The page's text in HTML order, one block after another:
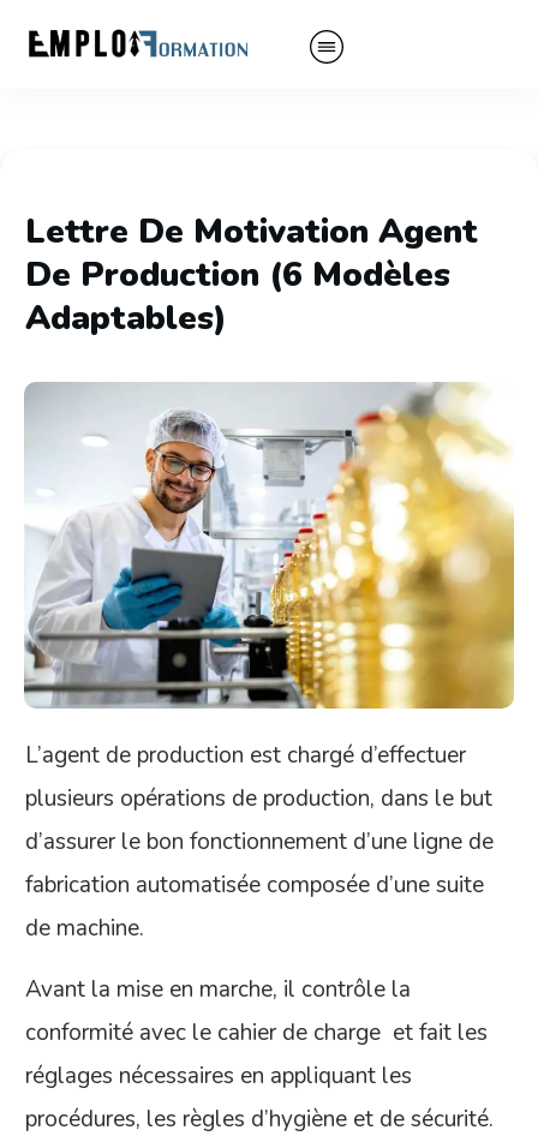
Lettre De Motivation Agent
De Production (6 Modèles
Adaptables)
L’agent de production est chargé d’effectuer
plusieurs opérations de production, dans le but
d’assurer le bon fonctionnement d’une ligne de
fabrication automatisée composée d’une suite
de machine.
Avant la mise en marche, il contrôle la
conformité avec le cahier de charge et fait les
réglages nécessaires en appliquant les
procédures, les règles d’hygiène et de sécurité.